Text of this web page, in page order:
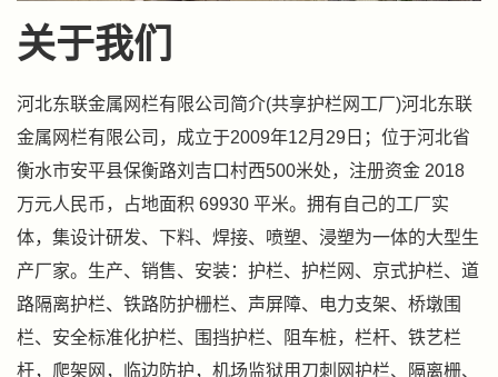
关于我们
河北东联金属网栏有限公司简介(共享护栏网工厂)河北东联
金属网栏有限公司，成立于2009年12月29日；位于河北省
衡水市安平县保衡路刘吉口村西500米处，注册资金 2018
万元人民币，占地面积 69930 平米。拥有自己的工厂实
体，集设计研发、下料、焊接、喷塑、浸塑为一体的大型生
产厂家。生产、销售、安装：护栏、护栏网、京式护栏、道
路隔离护栏、铁路防护栅栏、声屏障、电力支架、桥墩围
栏、安全标准化护栏、围挡护栏、阻车桩，栏杆、铁艺栏
杆，爬架网，临边防护，机场监狱用刀刺网护栏、隔离栅、